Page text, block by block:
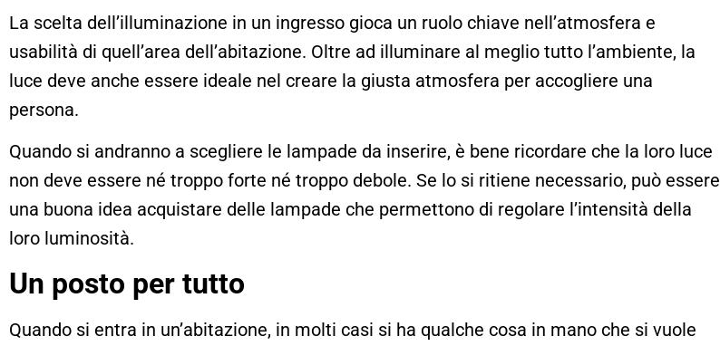
La scelta dell’illuminazione in un ingresso gioca un ruolo chiave nell’atmosfera e
usabilità di quell’area dell’abitazione. Oltre ad illuminare al meglio tutto l’ambiente, la
luce deve anche essere ideale nel creare la giusta atmosfera per accogliere una
persona.
Quando si andranno a scegliere le lampade da inserire, è bene ricordare che la loro luce
non deve essere né troppo forte né troppo debole. Se lo si ritiene necessario, può essere
una buona idea acquistare delle lampade che permettono di regolare l’intensità della
loro luminosità.
Un posto per tutto
Quando si entra in un’abitazione, in molti casi si ha qualche cosa in mano che si vuole